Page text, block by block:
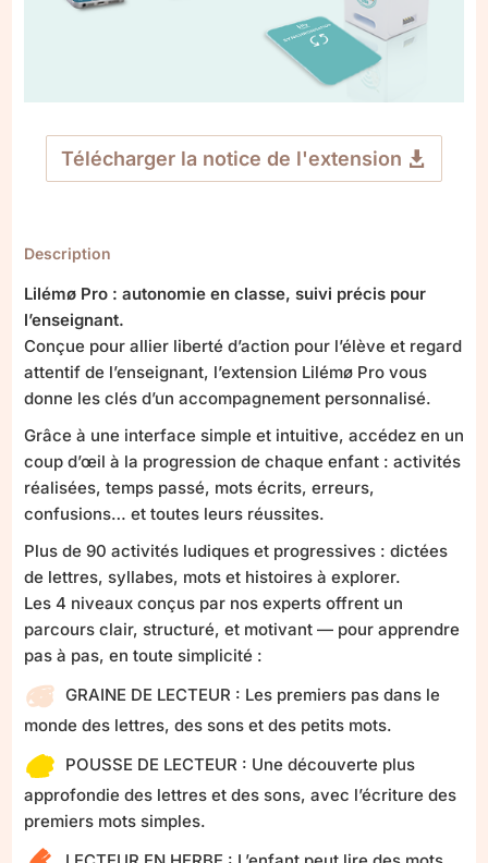
Télécharger la notice de l'extension
Description
Lilémø Pro : autonomie en classe, suivi précis pour
l’enseignant.
Conçue pour allier liberté d’action pour l’élève et regard
attentif de l’enseignant, l’extension Lilémø Pro vous
donne les clés d’un accompagnement personnalisé.
Grâce à une interface simple et intuitive, accédez en un
coup d’œil à la progression de chaque enfant : activités
réalisées, temps passé, mots écrits, erreurs,
confusions… et toutes leurs réussites.
Plus de 90 activités ludiques et progressives : dictées
de lettres, syllabes, mots et histoires à explorer.
Les 4 niveaux conçus par nos experts offrent un
parcours clair, structuré, et motivant — pour apprendre
pas à pas, en toute simplicité :
GRAINE DE LECTEUR : Les premiers pas dans le
monde des lettres, des sons et des petits mots.
POUSSE DE LECTEUR : Une découverte plus
approfondie des lettres et des sons, avec l’écriture des
premiers mots simples.